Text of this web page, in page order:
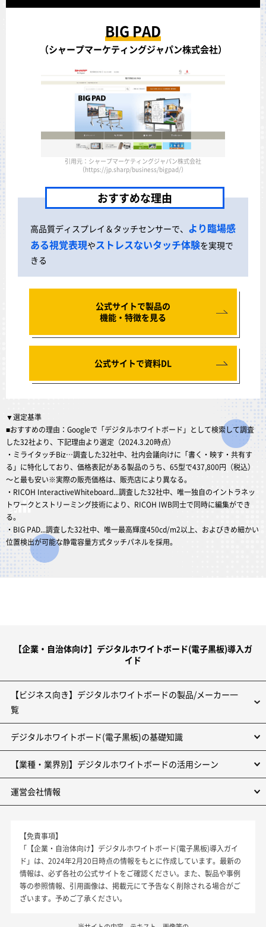
BIG PAD
（シャープマーケティングジャパン株式会社）
引用元：シャープマーケティングジャパン株式会社
（https://jp.sharp/business/bigpad/）
おすすめな理由
高品質ディスプレイ＆タッチセンサーで、 より臨場感
ある視覚表現やストレスないタッチ体験を実現で
きる
公式サイトで製品の
機能・特徴を見る
公式サイトで資料DL
▼選定基準
■おすすめの理由：Googleで「デジタルホワイトボード」として検索して調査
した32社より、下記理由より選定（2024.3.20時点）
・ミライタッチBiz…調査した32社中、社内会議向けに「書く・映す・共有す
る」に特化しており、価格表記がある製品のうち、65型で437,800円（税込）
～と最も安い※実際の販売価格は、販売店により異なる。
・RICOH InteractiveWhiteboard...調査した32社中、唯一独自のイントラネッ
トワークとストリーミング技術により、RICOH IWB同士で同時に編集ができ
る。
・BIG PAD...調査した32社中、唯一最高輝度450cd/m2以上、およびきめ細かい
位置検出が可能な静電容量方式タッチパネルを採用。
【企業・自治体向け】デジタルホワイトボード(電子黒板)導入ガ
イド
【ビジネス向き】デジタルホワイトボードの製品/メーカー一
覧
デジタルホワイトボード(電子黒板)の基礎知識
【業種・業界別】デジタルホワイトボードの活用シーン
運営会社情報
【免責事項】
「【企業・自治体向け】デジタルホワイトボード(電子黒板)導入ガイ
ド」は、2024年2月20日時点の情報をもとに作成しています。最新の
情報は、必ず各社の公式サイトをご確認ください。また、製品や事例
等の参照情報、引用画像は、掲載元にて予告なく削除される場合がご
ざいます。予めご了承ください。